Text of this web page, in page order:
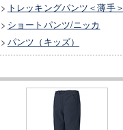
> トレッキングパンツ＜薄手＞
> ショートパンツ/ニッカ
> パンツ（キッズ）